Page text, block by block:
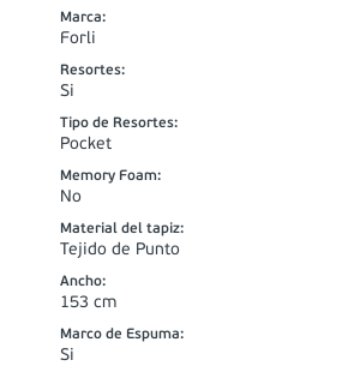
Marca:
Forli
Resortes:
Si
Tipo de Resortes:
Pocket
Memory Foam:
No
Material del tapiz:
Tejido de Punto
Ancho:
153 cm
Marco de Espuma:
Si